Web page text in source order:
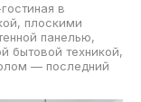
в
плоскими
панелью,
бытовой техникой,
— последний